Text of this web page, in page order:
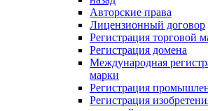
Авторские права
Лицензионный договор
Регистрация торговой
Регистрация домена
Международная
марки
Регистрация
Регистрация